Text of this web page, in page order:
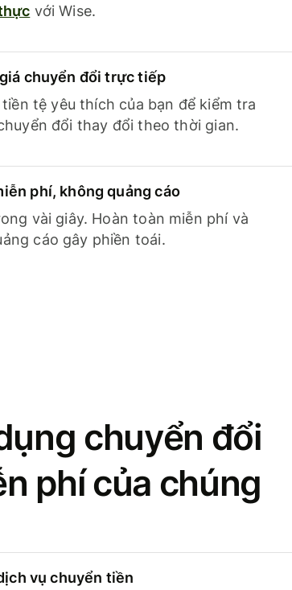
với Wise.
chuyển đổi trực tiếp
tệ yêu thích của bạn để kiểm tra
đổi thay đổi theo thời gian.
phí, không quảng cáo
vài giây. Hoàn toàn miễn phí và
cáo gây phiền toái.
chuyển đổi
phí của chúng
vụ chuyển tiền